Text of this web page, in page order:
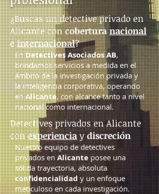
¿Buscas un detective privado en
Alicante concoberturanacional
einternacional?
EnDetectives Asociados AB,
brindamos servicios a medida en el
ámbito de la investigación privada y
la inteligencia corporativa, operando
enAlicante, con alcance tanto a nivel
nacional como internacional.
Detectives privados en Alicante
conexperiencia ydiscreción
Nuestro equipo de detectives
privados enAlicanteposee una
sólida trayectoria, absoluta
confidencialidady un enfoque
meticuloso en cada investigación.